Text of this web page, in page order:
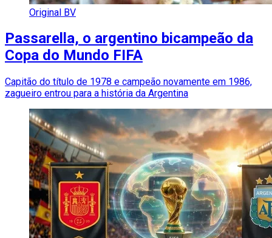
Original BV
Passarella, o argentino bicampeão da
Copa do Mundo FIFA
Capitão do título de 1978 e campeão novamente em 1986,
zagueiro entrou para a história da Argentina